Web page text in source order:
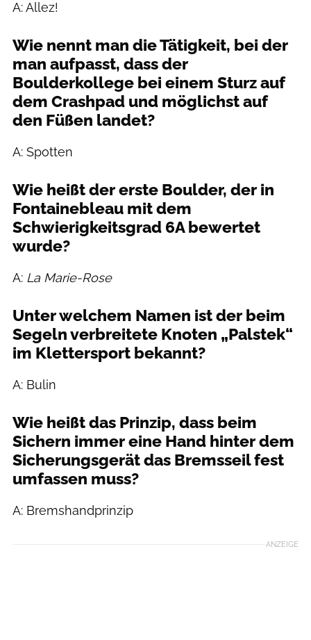
A: Allez!
Wie nennt man die Tätigkeit, bei der
man aufpasst, dass der
Boulderkollege bei einem Sturz auf
dem Crashpad und möglichst auf
den Füßen landet?
A: Spotten
Wie heißt der erste Boulder, der in
Fontainebleau mit dem
Schwierigkeitsgrad 6A bewertet
wurde?
A: La Marie-Rose
Unter welchem Namen ist der beim
Segeln verbreitete Knoten „Palstek“
im Klettersport bekannt?
A: Bulin
Wie heißt das Prinzip, dass beim
Sichern immer eine Hand hinter dem
Sicherungsgerät das Bremsseil fest
umfassen muss?
A: Bremshandprinzip
ANZEIGE